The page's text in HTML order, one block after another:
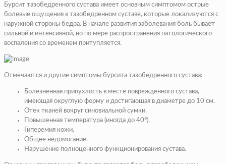
Бурсит тазобедренного сустава имеет основным симптомом острые
болевые ощущения в тазобедренном суставе, которые локализуются с
наружной стороны бедра. В начале развития заболевания боль бывает
сильной и интенсивной, но по мере распространения патологического
воспаления со временем притупляется.
Отмечаются и другие симптомы бурсита тазобедренного сустава:
Болезненная припухлость в месте поврежденного сустава,
имеющая округлую форму и достигающая в диаметре до 10 см.
Отек тканей вокруг синовиальной сумки.
Повышенная температура (иногда до 40°).
Гиперемия кожи.
Общее недомогание.
Нарушение полноценного функционирования сустава.